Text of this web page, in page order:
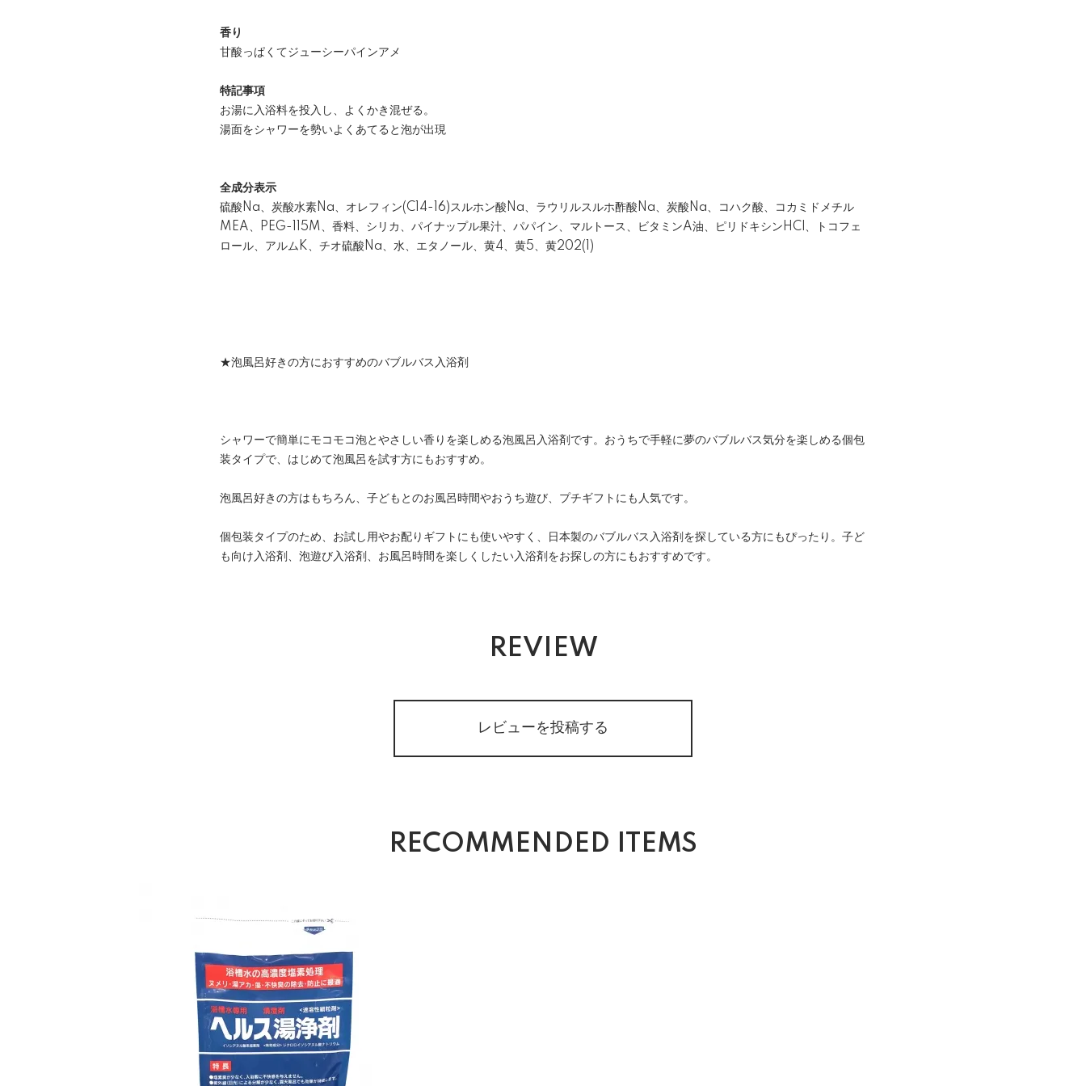
香り
甘酸っぱくてジューシーパインアメ
特記事項
お湯に入浴料を投入し、よくかき混ぜる。
湯面をシャワーを勢いよくあてると泡が出現
全成分表示
硫酸Na、炭酸水素Na、オレフィン(C14-16)スルホン酸Na、ラウリルスルホ酢酸Na、炭酸Na、コハク酸、コカミドメチル
MEA、PEG-115M、香料、シリカ、パイナップル果汁、パパイン、マルトース、ビタミンA油、ピリドキシンHCl、トコフェ
ロール、アルムK、チオ硫酸Na、水、エタノール、黄4、黄5、黄202(1)
★泡風呂好きの方におすすめのバブルバス入浴剤
シャワーで簡単にモコモコ泡とやさしい香りを楽しめる泡風呂入浴剤です。おうちで手軽に夢のバブルバス気分を楽しめる個包
装タイプで、はじめて泡風呂を試す方にもおすすめ。
泡風呂好きの方はもちろん、子どもとのお風呂時間やおうち遊び、プチギフトにも人気です。
個包装タイプのため、お試し用やお配りギフトにも使いやすく、日本製のバブルバス入浴剤を探している方にもぴったり。子ど
も向け入浴剤、泡遊び入浴剤、お風呂時間を楽しくしたい入浴剤をお探しの方にもおすすめです。
REVIEW
レビューを投稿する
RECOMMENDED ITEMS